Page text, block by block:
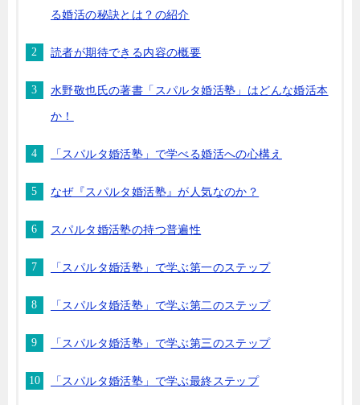
る婚活の秘訣とは？の紹介
読者が期待できる内容の概要
水野敬也氏の著書「スパルタ婚活塾」はどんな婚活本
か！
「スパルタ婚活塾」で学べる婚活への心構え
なぜ『スパルタ婚活塾』が人気なのか？
スパルタ婚活塾の持つ普遍性
「スパルタ婚活塾」で学ぶ第一のステップ
「スパルタ婚活塾」で学ぶ第二のステップ
「スパルタ婚活塾」で学ぶ第三のステップ
「スパルタ婚活塾」で学ぶ最終ステップ